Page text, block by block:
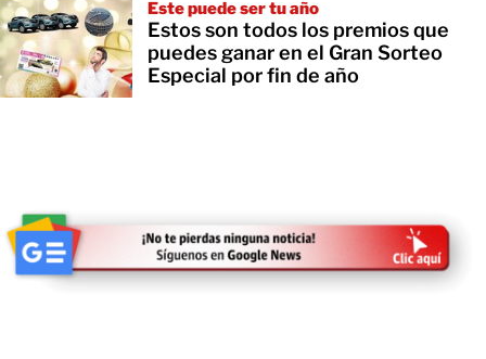
Este puede ser tu año
Estos son todos los premios que
puedes ganar en el Gran Sorteo
Especial por fin de año